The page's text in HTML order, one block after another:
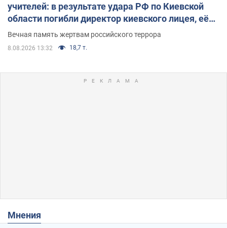
учителей: в результате удара РФ по Киевской
области погибли директор киевского лицея, её
муж и внук
Вечная память жертвам российского террора
8.08.2026 13:32 18,7 т.
Мнения